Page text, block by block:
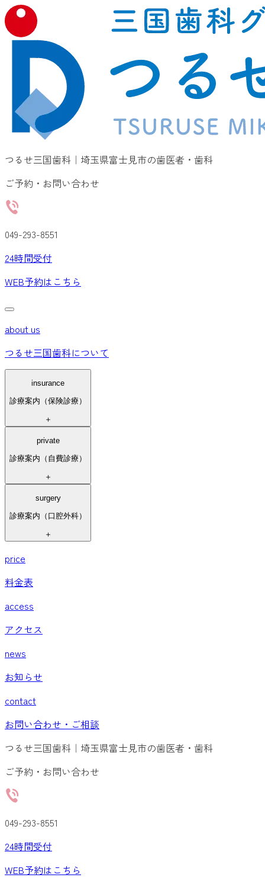
つるせ三国歯科｜埼玉県富士見市の歯医者・歯科
ご予約・お問い合わせ
049-293-8551
24時間受付
WEB予約はこちら
about us
つるせ三国歯科について
insurance
診療案内（保険診療）
＋
private
診療案内（自費診療）
＋
surgery
診療案内（口腔外科）
＋
price
料金表
access
アクセス
news
お知らせ
contact
お問い合わせ・ご相談
つるせ三国歯科｜埼玉県富士見市の歯医者・歯科
ご予約・お問い合わせ
049-293-8551
24時間受付
WEB予約はこちら